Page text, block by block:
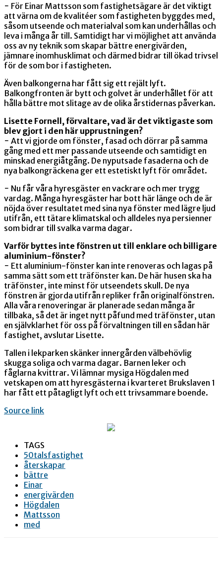
− För Einar Mattsson som fastighetsägare är det viktigt
att värna om de kvalitéer som fastigheten byggdes med,
såsom utseende och materialval som kan underhållas och
leva i många år till. Samtidigt har vi möjlighet att använda
oss av ny teknik som skapar bättre energivärden,
jämnare inomhusklimat och därmed bidrar till ökad trivsel
för de som bor i fastigheten.
Även balkongerna har fått sig ett rejält lyft.
Balkongfronten är bytt och golvet är underhållet för att
hålla bättre mot slitage av de olika årstidernas påverkan.
Lisette Fornell, förvaltare, vad är det viktigaste som
blev gjort i den här upprustningen?
− Att vi gjorde om fönster, fasad och dörrar på samma
gång med ett mer passande utseende och samtidigt en
minskad energiåtgång. De nyputsade fasaderna och de
nya balkongräckena ger ett estetiskt lyft för området.
− Nu får våra hyresgäster en vackrare och mer trygg
vardag. Många hyresgäster har bott här länge och de är
nöjda över resultatet med sina nya fönster med lägre ljud
utifrån, ett tätare klimatskal och alldeles nya persienner
som bidrar till svalka varma dagar.
Varför byttes inte fönstren ut till enklare och billigare
aluminium-fönster?
− Ett aluminium-fönster kan inte renoveras och lagas på
samma sätt som ett träfönster kan. De här husen ska ha
träfönster, inte minst för utseendets skull. De nya
fönstren är gjorda utifrån repliker från originalfönstren.
Alla våra renoveringar är planerade sedan många år
tillbaka, så det är inget nytt påfund med träfönster, utan
en självklarhet för oss på förvaltningen till en sådan här
fastighet, avslutar Lisette.
Tallen i lekparken skänker innergården välbehövlig
skugga soliga och varma dagar. Barnen leker och
fåglarna kvittrar. Vi lämnar mysiga Högdalen med
vetskapen om att hyresgästerna i kvarteret Brukslaven 1
har fått ett påtagligt lyft och ett trivsammare boende.
Source link
TAGS
50talsfastighet
återskapar
bättre
Einar
energivärden
Högdalen
Mattsson
med